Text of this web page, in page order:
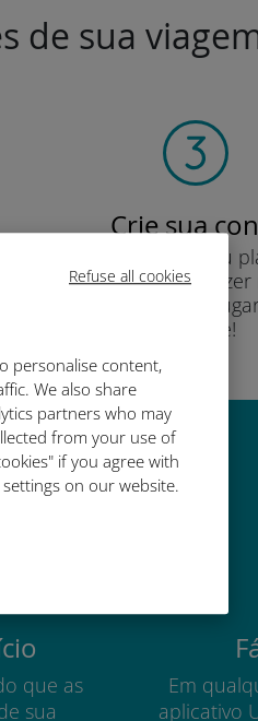
Refuse all cookies
personalise content,
We also share
partners who may
from your use of
if you agree with
on our website.
de sua
Crie sua
para começar a usar seu
verificar seu saldo e
qualquer
Desfrute!
tão bom
que as
sua
Em
aplicativo